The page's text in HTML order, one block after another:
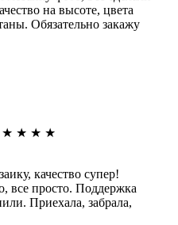
на высоте, цвета
Обязательно закажу
★ ★ ★ ★
качество супер!
все просто. Поддержка
Приехала, забрала,